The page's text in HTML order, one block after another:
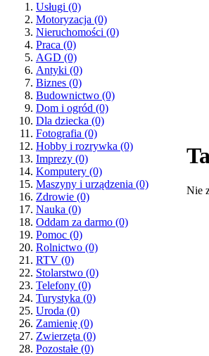
Usługi (0)
Motoryzacja (0)
Nieruchomości (0)
Praca (0)
AGD (0)
Antyki (0)
Biznes (0)
Budownictwo (0)
Dom i ogród (0)
Dla dziecka (0)
Fotografia (0)
Hobby i rozrywka (0)
Imprezy (0)
Komputery (0)
Maszyny i urządzenia (0)
Zdrowie (0)
Nauka (0)
Oddam za darmo (0)
Pomoc (0)
Rolnictwo (0)
RTV (0)
Stolarstwo (0)
Telefony (0)
Turystyka (0)
Uroda (0)
Zamienię (0)
Zwierzęta (0)
Pozostałe (0)
Nie